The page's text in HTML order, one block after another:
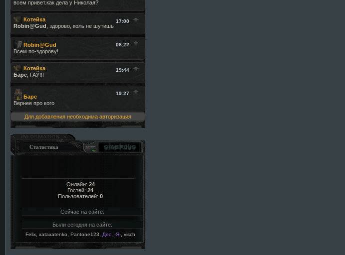
Для добавления необходима авторизация
Статистика
Онлайн: 24
Гостей: 24
Пользователей: 0
Сейчас на сайте:
Были сегодня на сайте:
Felix xataxatenko Pantone123 Дес -Я- visch